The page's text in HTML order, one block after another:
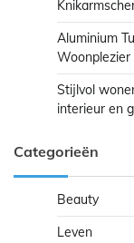
Aluminium
Woonplezier
Stijlvol
interieur en
Categorieën
Beauty
Leven